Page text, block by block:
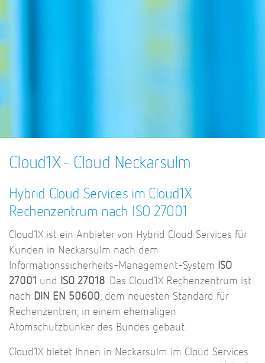
Cloud1X - Cloud Neckarsulm
Hybrid Cloud Services im Cloud1X
Rechenzentrum nach ISO 27001
Cloud1X ist ein Anbieter von Hybrid Cloud Services für
Kunden in Neckarsulm nach dem
Informationssicherheits-Management-System
ISO
27001 und ISO 27018. Das Cloud1X Rechenzentrum ist
nach DIN EN 50600, dem neuesten Standard für
Rechenzentren, in einem ehemaligen
Atomschutzbunker des Bundes gebaut.
Cloud1X bietet Ihnen in Neckarsulm im Cloud Services